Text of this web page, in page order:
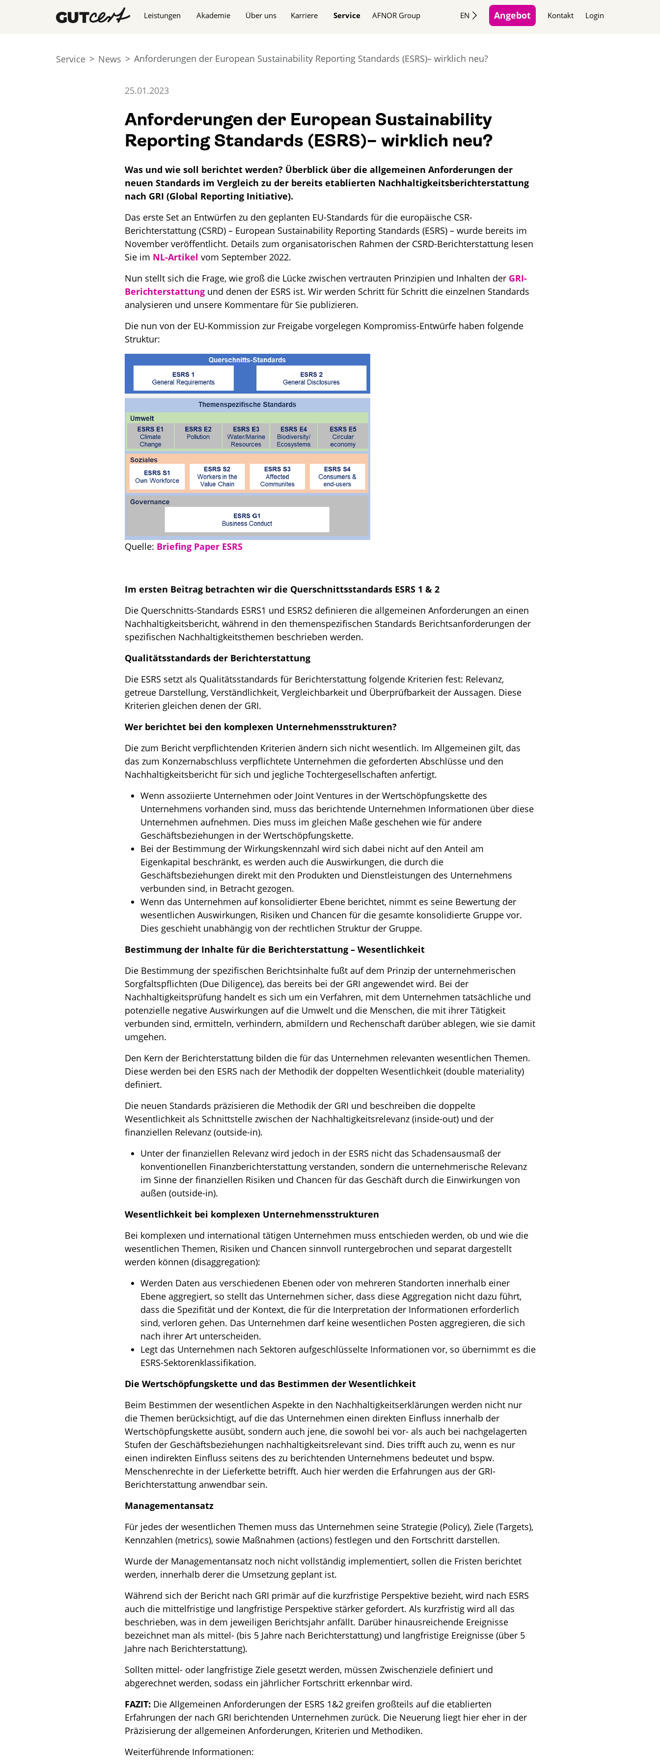
Leistungen
Akademie Über uns Karriere Service AFNOR Group EN Angebot Kontakt Login
Service News Anforderungen der European Sustainability Reporting Standards (ESRS)– wirklich neu?
25.01.2023
Anforderungen der European Sustainability
Reporting Standards (ESRS)– wirklich neu?
Was und wie soll berichtet werden? Überblick über die allgemeinen Anforderungen der
neuen Standards im Vergleich zu der bereits etablierten Nachhaltigkeitsberichterstattung
nach GRI (Global Reporting Initiative).
Das erste Set an Entwürfen zu den geplanten EU-Standards für die europäische CSR-
Berichterstattung (CSRD) – European Sustainability Reporting Standards (ESRS) – wurde bereits im
November veröffentlicht. Details zum organisatorischen Rahmen der CSRD-Berichterstattung lesen
Sie im NL-Artikel vom September 2022.
Nun stellt sich die Frage, wie groß die Lücke zwischen vertrauten Prinzipien und Inhalten der GRI-
Berichterstattungund denen der ESRS ist. Wir werden Schritt für Schritt die einzelnen Standards
analysieren und unsere Kommentare für Sie publizieren.
Die nun von der EU-Kommission zur Freigabe vorgelegen Kompromiss-Entwürfe haben folgende
Struktur:
Quelle: Briefing Paper ESRS
Im ersten Beitrag betrachten wir die Querschnittsstandards ESRS 1 & 2
Die Querschnitts-Standards ESRS1 und ESRS2 definieren die allgemeinen Anforderungen an einen
Nachhaltigkeitsbericht, während in den themenspezifischen Standards Berichtsanforderungen der
spezifischen Nachhaltigkeitsthemen beschrieben werden.
Qualitätsstandards der Berichterstattung
Die ESRS setzt als Qualitätsstandards für Berichterstattung folgende Kriterien fest: Relevanz,
getreue Darstellung, Verständlichkeit, Vergleichbarkeit und Überprüfbarkeit der Aussagen. Diese
Kriterien gleichen denen der GRI.
Wer berichtet bei den komplexen Unternehmensstrukturen?
Die zum Bericht verpflichtenden Kriterien ändern sich nicht wesentlich. Im Allgemeinen gilt, das
das zum Konzernabschluss verpflichtete Unternehmen die geforderten Abschlüsse und den
Nachhaltigkeitsbericht für sich und jegliche Tochtergesellschaften anfertigt.
Wenn assoziierte Unternehmen oder Joint Ventures in der Wertschöpfungskette des
Unternehmens vorhanden sind, muss das berichtende Unternehmen Informationen über diese
Unternehmen aufnehmen. Dies muss im gleichen Maße geschehen wie für andere
Geschäftsbeziehungen in der Wertschöpfungskette.
Bei der Bestimmung der Wirkungskennzahl wird sich dabei nicht auf den Anteil am
Eigenkapital beschränkt, es werden auch die Auswirkungen, die durch die
Geschäftsbeziehungen direkt mit den Produkten und Dienstleistungen des Unternehmens
verbunden sind, in Betracht gezogen.
Wenn das Unternehmen auf konsolidierter Ebene berichtet, nimmt es seine Bewertung der
wesentlichen Auswirkungen, Risiken und Chancen für die gesamte konsolidierte Gruppe vor.
Dies geschieht unabhängig von der rechtlichen Struktur der Gruppe.
Bestimmung der Inhalte für die Berichterstattung – Wesentlichkeit
Die Bestimmung der spezifischen Berichtsinhalte fußt auf dem Prinzip der unternehmerischen
Sorgfaltspflichten (Due Diligence), das bereits bei der GRI angewendet wird. Bei der
Nachhaltigkeitsprüfung handelt es sich um ein Verfahren, mit dem Unternehmen tatsächliche und
potenzielle negative Auswirkungen auf die Umwelt und die Menschen, die mit ihrer Tätigkeit
verbunden sind, ermitteln, verhindern, abmildern und Rechenschaft darüber ablegen, wie sie damit
umgehen.
Den Kern der Berichterstattung bilden die für das Unternehmen relevanten wesentlichen Themen.
Diese werden bei den ESRS nach der Methodik der doppelten Wesentlichkeit (double materiality)
definiert.
Die neuen Standards präzisieren die Methodik der GRI und beschreiben die doppelte
Wesentlichkeit als Schnittstelle zwischen der Nachhaltigkeitsrelevanz (inside-out) und der
finanziellen Relevanz (outside-in).
Unter der finanziellen Relevanz wird jedoch in der ESRS nicht das Schadensausmaß der
konventionellen Finanzberichterstattung verstanden, sondern die unternehmerische Relevanz
im Sinne der finanziellen Risiken und Chancen für das Geschäft durch die Einwirkungen von
außen (outside-in).
Wesentlichkeit bei komplexen Unternehmensstrukturen
Bei komplexen und international tätigen Unternehmen muss entschieden werden, ob und wie die
wesentlichen Themen, Risiken und Chancen sinnvoll runtergebrochen und separat dargestellt
werden können (disaggregation):
Werden Daten aus verschiedenen Ebenen oder von mehreren Standorten innerhalb einer
Ebene aggregiert, so stellt das Unternehmen sicher, dass diese Aggregation nicht dazu führt,
dass die Spezifität und der Kontext, die für die Interpretation der Informationen erforderlich
sind, verloren gehen. Das Unternehmen darf keine wesentlichen Posten aggregieren, die sich
nach ihrer Art unterscheiden.
Legt das Unternehmen nach Sektoren aufgeschlüsselte Informationen vor, so übernimmt es die
ESRS-Sektorenklassifikation.
Die Wertschöpfungskette und das Bestimmen der Wesentlichkeit
Beim Bestimmen der wesentlichen Aspekte in den Nachhaltigkeitserklärungen werden nicht nur
die Themen berücksichtigt, auf die das Unternehmen einen direkten Einfluss innerhalb der
Wertschöpfungskette ausübt, sondern auch jene, die sowohl bei vor- als auch bei nachgelagerten
Stufen der Geschäftsbeziehungen nachhaltigkeitsrelevant sind. Dies trifft auch zu, wenn es nur
einen indirekten Einfluss seitens des zu berichtenden Unternehmens bedeutet und bspw.
Menschenrechte in der Lieferkette betrifft. Auch hier werden die Erfahrungen aus der GRI-
Berichterstattung anwendbar sein.
Managementansatz
Für jedes der wesentlichen Themen muss das Unternehmen seine Strategie (Policy), Ziele (Targets),
Kennzahlen (metrics), sowie Maßnahmen (actions) festlegen und den Fortschritt darstellen.
Wurde der Managementansatz noch nicht vollständig implementiert, sollen die Fristen berichtet
werden, innerhalb derer die Umsetzung geplant ist.
Während sich der Bericht nach GRI primär auf die kurzfristige Perspektive bezieht, wird nach ESRS
auch die mittelfristige und langfristige Perspektive stärker gefordert. Als kurzfristig wird all das
beschrieben, was in dem jeweiligen Berichtsjahr anfällt. Darüber hinausreichende Ereignisse
bezeichnet man als mittel- (bis 5 Jahre nach Berichterstattung) und langfristige Ereignisse (über 5
Jahre nach Berichterstattung).
Sollten mittel- oder langfristige Ziele gesetzt werden, müssen Zwischenziele definiert und
abgerechnet werden, sodass ein jährlicher Fortschritt erkennbar wird.
FAZIT: Die Allgemeinen Anforderungen der ESRS 1&2 greifen großteils auf die etablierten
Erfahrungen der nach GRI berichtenden Unternehmen zurück. Die Neuerung liegt hier eher in der
Präzisierung der allgemeinen Anforderungen, Kriterien und Methodiken.
Weiterführende Informationen: